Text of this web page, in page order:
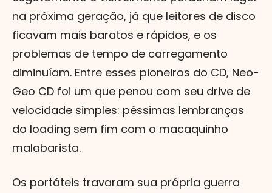
na próxima geração, já que leitores de disco
ficavam mais baratos e rápidos, e os
problemas de tempo de carregamento
diminuíam. Entre esses pioneiros do CD, Neo-
Geo CD foi um que penou com seu drive de
velocidade simples: péssimas lembranças
do loading sem fim com o macaquinho
malabarista.
Os portáteis travaram sua própria guerra